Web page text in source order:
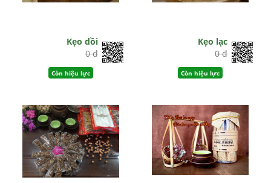
Kẹo dồi
0 đ
Còn hiệu lực
Kẹo lạc
0 đ
Còn hiệu lực